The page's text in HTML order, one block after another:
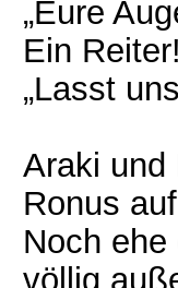
„Eure
Ein
„Lasst
Araki und
Ronus
Noch
völlig